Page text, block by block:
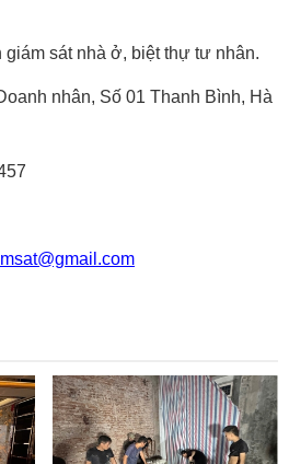
giám sát nhà ở, biệt thự tư nhân.
nhân, Số 01 Thanh Bình, Hà